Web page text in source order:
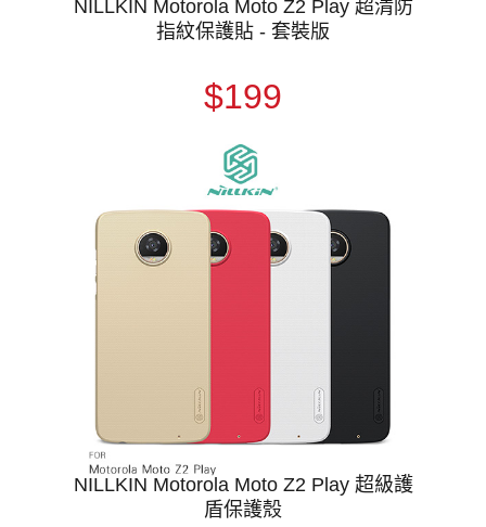
NILLKIN Motorola Moto Z2 Play 超清防
指紋保護貼 - 套裝版
$199
NILLKIN Motorola Moto Z2 Play 超級護
盾保護殼